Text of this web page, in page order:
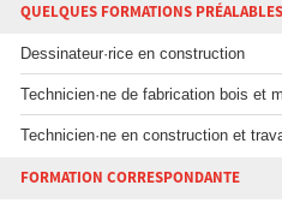
QUELQUES FORMATIONS
Dessinateur·rice en construction
Technicien·ne de fabrication bois et
Technicien·ne en construction et
FORMATION CORRESPONDANTE